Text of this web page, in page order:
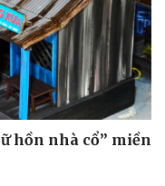
hồn nhà cổ” miền